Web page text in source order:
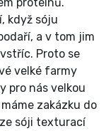
když sóju
a v tom jim
Proto se
velké farmy
pro nás velkou
zakázku do
sóji texturací